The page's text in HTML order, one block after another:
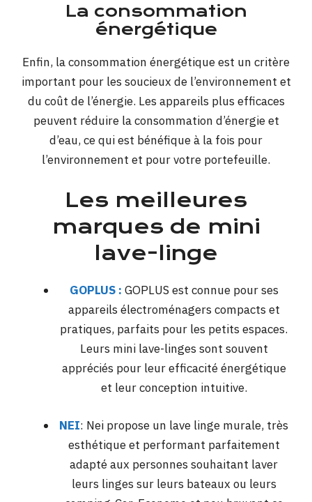
La consommation
énergétique
Enfin, la consommation énergétique est un critère
important pour les soucieux de l’environnement et
du coût de l’énergie. Les appareils plus efficaces
peuvent réduire la consommation d’énergie et
d’eau, ce qui est bénéfique à la fois pour
l’environnement et pour votre portefeuille.
Les meilleures
marques de mini
lave-linge
GOPLUS : GOPLUS est connue pour ses
appareils électroménagers compacts et
pratiques, parfaits pour les petits espaces.
Leurs mini lave-linges sont souvent
appréciés pour leur efficacité énergétique
et leur conception intuitive​.
NEI: Nei propose un lave linge murale, très
esthétique et performant parfaitement
adapté aux personnes souhaitant laver
leurs linges sur leurs bateaux ou leurs